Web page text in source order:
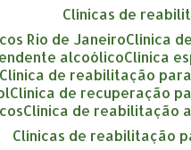
clínicas de
Rio de Janeiro clínica
alcoólico clínica
clínica de reabilitação
clínica de recuperação
clínica de reabilitação
clínicas de reabilitação